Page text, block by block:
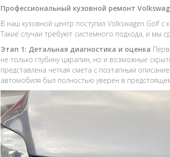
Профессиональный кузовной ремонт
В наш кузовной центр поступил Volkswagen Golf
Такие случаи требуют системного подхода, и мы
Этап 1: Детальная диагностика и оценка
не только глубину царапин, но и возможные
представлена четкая смета с поэтапным
автомобиля был полностью уверен в